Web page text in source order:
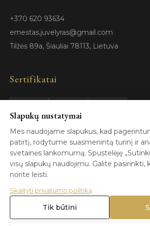
+370 620 93634
ernestas.juvelyras@gmail.com
Tilžės 89a, Šiauliai 78113, Lietuva
Sertifikatai
GIA
Certified
ISO 9001
© 2026 Blizga.lt. Visos teisės saugomos. |
Slapukų nustatymai
Mes naudojame slapukus, kad
patirtį, rodytume suasmenintą turinį ir
svetainės lankomumą. Spustelėję
visų slapukų naudojimu. Galite pasirinkti,
norite leisti.
Skaityti privatumo politiką
Tik būtini